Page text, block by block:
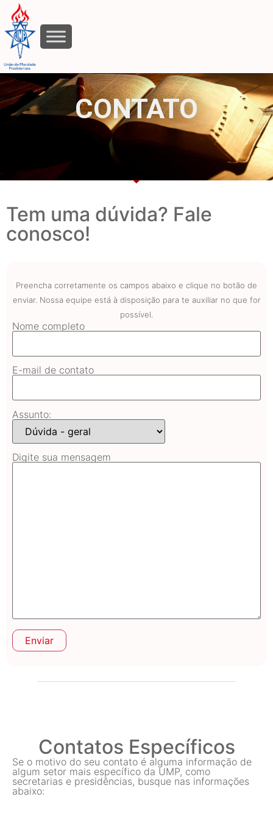
contato
CONTATO
Tem uma dúvida? Fale
conosco!
Preencha corretamente os campos abaixo e clique no botão de
enviar. Nossa equipe está à disposição para te auxiliar no que for
possível.
Nome completo
E-mail de contato
Assunto:
Digite sua mensagem
Contatos Específicos
Se o motivo do seu contato é alguma informação de
algum setor mais específico da UMP, como
secretarias e presidências, busque nas informações
abaixo: